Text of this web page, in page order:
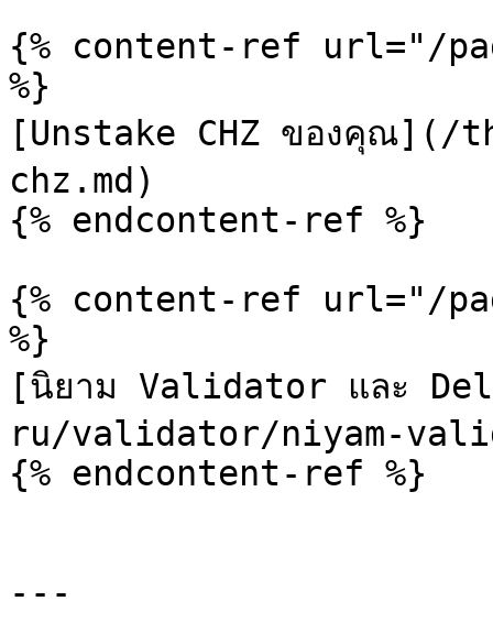
{% content-ref url="/
%}
[Unstake CHZ ของคุณ
chz.md)
{% endcontent-ref %}
{% content-ref url="/
%}
[นิยาม Validator และ
ru/validator/niyam-
{% endcontent-ref %}
---